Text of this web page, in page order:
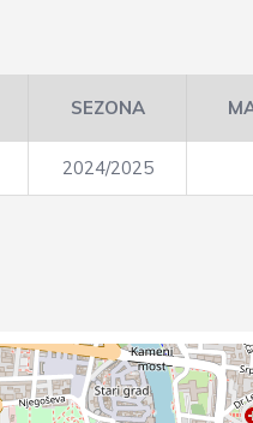
SEZONA
2024/2025